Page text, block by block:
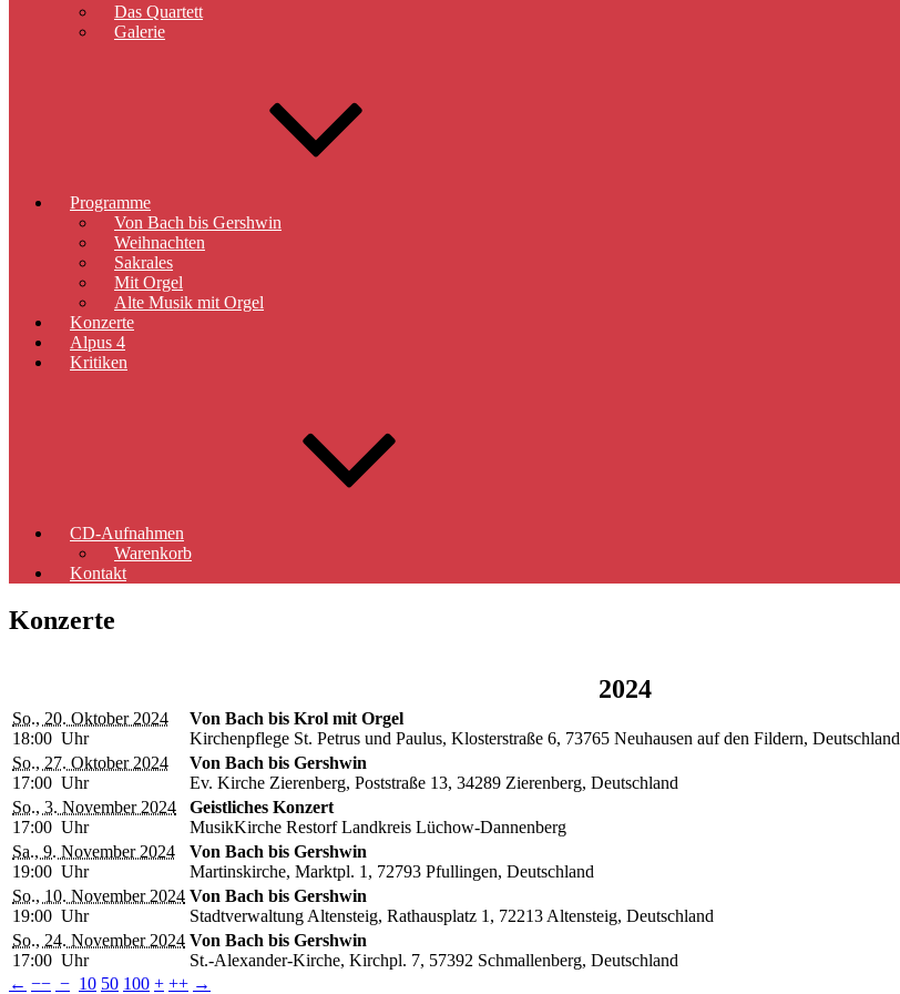
Das Quartett
Galerie
Programme
Von Bach bis Gershwin
Weihnachten
Sakrales
Mit Orgel
Alte Musik mit Orgel
Konzerte
Alpus 4
Kritiken
CD-Aufnahmen
Warenkorb
Kontakt
Konzerte
2024
So., 20. Oktober 2024
18:00 Uhr
Von Bach bis Krol mit Orgel
Kirchenpflege St. Petrus und Paulus, Klosterstraße 6, 73765 Neuhausen auf den Fildern, Deutschland
So., 27. Oktober 2024
17:00 Uhr
Von Bach bis Gershwin
Ev. Kirche Zierenberg, Poststraße 13, 34289 Zierenberg, Deutschland
So., 3. November 2024
17:00 Uhr
Geistliches Konzert
MusikKirche Restorf Landkreis Lüchow-Dannenberg
Sa., 9. November 2024
19:00 Uhr
Von Bach bis Gershwin
Martinskirche, Marktpl. 1, 72793 Pfullingen, Deutschland
So., 10. November 2024
19:00 Uhr
Von Bach bis Gershwin
Stadtverwaltung Altensteig, Rathausplatz 1, 72213 Altensteig, Deutschland
So., 24. November 2024
17:00 Uhr
Von Bach bis Gershwin
St.-Alexander-Kirche, Kirchpl. 7, 57392 Schmallenberg, Deutschland
← −− − 10 50 100 + ++ →